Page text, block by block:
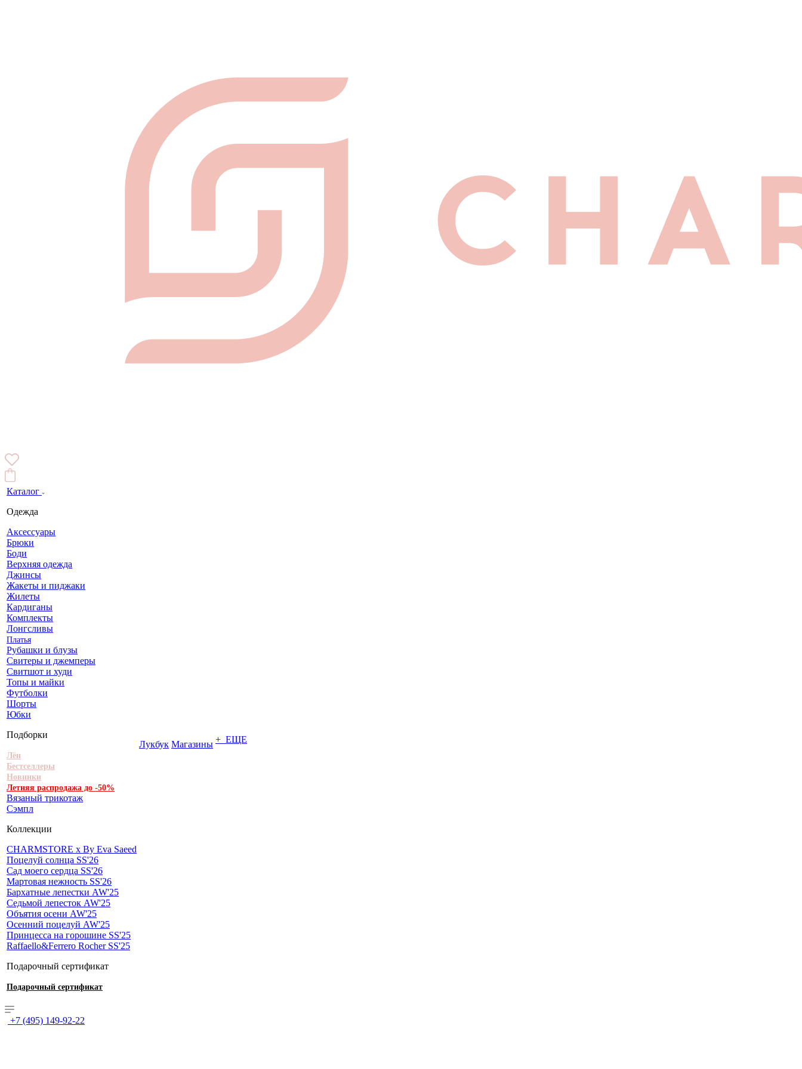
Каталог
Одежда
Аксессуары
Брюки
Боди
Верхняя одежда
Джинсы
Жакеты и пиджаки
Жилеты
Кардиганы
Комплекты
Лонгсливы
Платья
Рубашки и блузы
Свитеры и джемперы
Свитшот и худи
Топы и майки
Футболки
Шорты
Юбки
Подборки
Лён
Бестселлеры
Новинки
Летняя распродажа до -50%
Вязаный трикотаж
Сэмпл
Коллекции
CHARMSTORE х By Eva Saeed
Поцелуй солнца SS'26
Сад моего сердца SS'26
Мартовая нежность SS'26
Бархатные лепестки AW'25
Седьмой лепесток AW'25
Объятия осени AW'25
Осенний поцелуй AW'25
Принцесса на горошине SS'25
Raffaello&Ferrero Rocher SS'25
Подарочный сертификат
Подарочный сертификат
Лукбук Магазины + ЕЩЕ
+7 (495) 149-92-22